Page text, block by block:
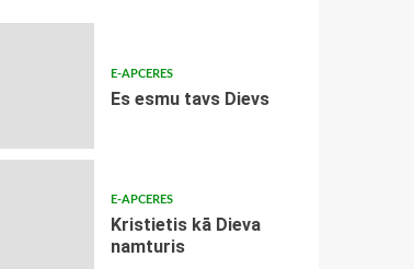
E-APCERES
Es esmu tavs Dievs
E-APCERES
Kristietis kā Dieva
namturis